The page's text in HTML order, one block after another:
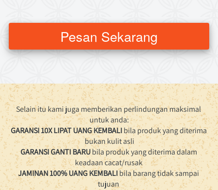
Pesan Sekarang
Selain itu kami juga memberikan perlindungan maksimal
untuk anda:
GARANSI 10X LIPAT UANG KEMBALI bila produk yang diterima
bukan kulit asli
GARANSI GANTI BARU bila produk yang diterima dalam
keadaan cacat/rusak
JAMINAN 100% UANG KEMBALI bila barang tidak sampai
tujuan